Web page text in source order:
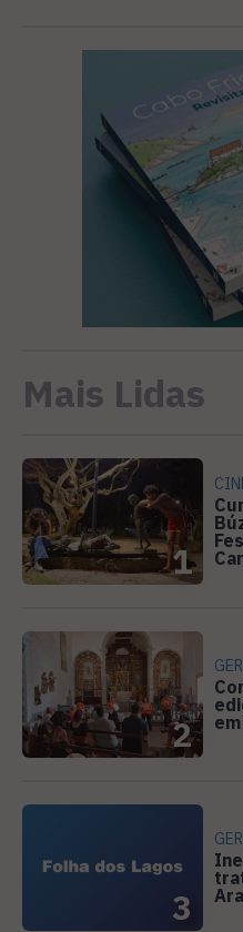
Mais Lidas
1
2
3